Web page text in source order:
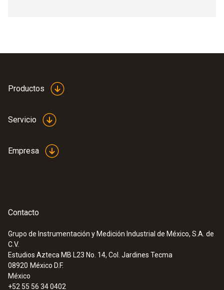
Productos
Servicio
Empresa
Contacto
Grupo de Instrumentación y Medición Industrial de México, S.A. de
C.V.
Estudios Azteca MB L23 No. 14, Col. Jardines Tecma
08920 México D.F.
México
+52 55 56 34 0402